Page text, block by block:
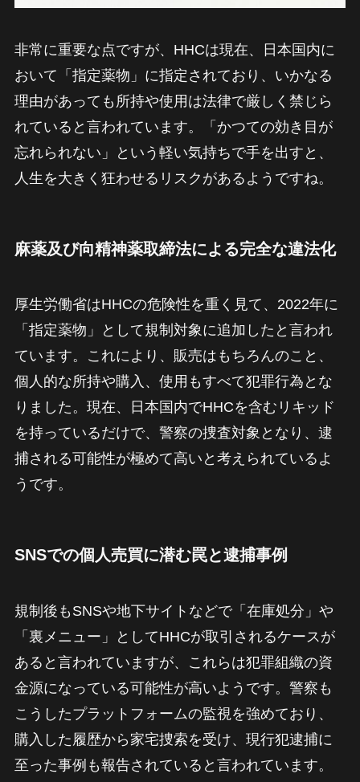
非常に重要な点ですが、HHCは現在、日本国内に
おいて「指定薬物」に指定されており、いかなる
理由があっても所持や使用は法律で厳しく禁じら
れていると言われています。「かつての効き目が
忘れられない」という軽い気持ちで手を出すと、
人生を大きく狂わせるリスクがあるようですね。
麻薬及び向精神薬取締法による完全な違法化
厚生労働省はHHCの危険性を重く見て、2022年に
「指定薬物」として規制対象に追加したと言われ
ています。これにより、販売はもちろんのこと、
個人的な所持や購入、使用もすべて犯罪行為とな
りました。現在、日本国内でHHCを含むリキッド
を持っているだけで、警察の捜査対象となり、逮
捕される可能性が極めて高いと考えられているよ
うです。
SNSでの個人売買に潜む罠と逮捕事例
規制後もSNSや地下サイトなどで「在庫処分」や
「裏メニュー」としてHHCが取引されるケースが
あると言われていますが、これらは犯罪組織の資
金源になっている可能性が高いようです。警察も
こうしたプラットフォームの監視を強めており、
購入した履歴から家宅捜索を受け、現行犯逮捕に
至った事例も報告されていると言われています。